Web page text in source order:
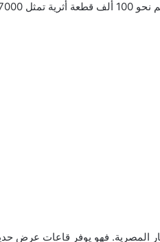
فهو يوفر قاعات عرض